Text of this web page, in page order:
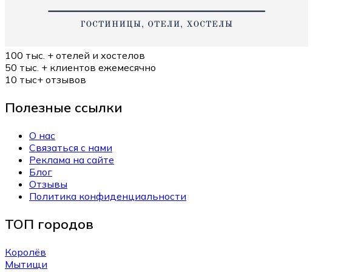
100 тыс. + отелей и хостелов
50 тыс. + клиентов ежемесячно
10 тыс+ отзывов
Полезные ссылки
О нас
Связаться с нами
Реклама на сайте
Блог
Отзывы
Политика конфиденциальности
ТОП городов
Королёв
Мытищи